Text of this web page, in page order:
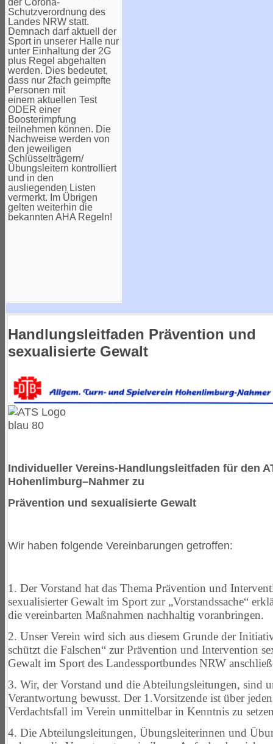
der Corona-
Schutzverordnung des
Landes NRW statt.
Demnach darf aktuell der
Sport in unserer Halle nur
unter Einhaltung der 2G
plus Regel abgehalten
werden. Dies bedeutet,
dass nur 2fach geimpfte
Personen mit
einem aktuellen Test
ODER einer
Boosterimpfung
teilnehmen können. Die
Nachweise werden von
den jeweiligen
Schlüsselträgern/
Übungsleitern kontrolliert
und in den
ausliegenden Listen
vermerkt. Im Übrigen
gelten weiterhin die
bekannten AHA Regeln!
Handlungsleitfaden Prävention und
sexualisierte Gewalt
Individueller Vereins-Handlungsleitfaden für den
Hohenlimburg–Nahmer zu
Prävention und sexualisierte Gewalt
Wir haben folgende Vereinbarungen getroffen:
1. Der Vorstand hat das Thema Prävention und
sexualisierterGewalt im Sport zur „Vorstandssache“
die vereinbarten Maßnahmen nachhaltig voranbringen.
2. Unser Verein wird sich aus diesem Grunde der
schützt die Falschen“ zur Prävention und Intervention
Gewalt im Sport des Landessportbundes NRW
3. Wir, der Vorstand und die Abteilungsleitungen, sind
Verantwortung bewusst. Der 1.Vorsitzende ist über
Verdachtsfall im Verein unmittelbar in Kenntnis zu
4. Die Abteilungsleitungen, Übungsleiterinnen und